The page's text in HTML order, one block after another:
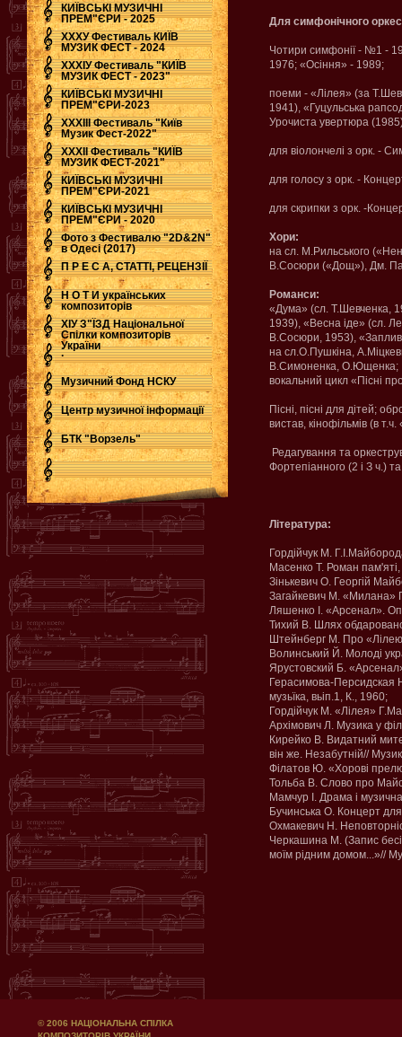
КИЇВСЬКІ МУЗИЧНІ
ПРЕМ"ЄРИ - 2025
ХХХУ Фестиваль КИЇВ
МУЗИК ФЕСТ - 2024
ХХХІУ Фестиваль "КИЇВ
МУЗИК ФЕСТ - 2023"
КИЇВСЬКІ МУЗИЧНІ
ПРЕМ"ЄРИ-2023
ХХХІІІ Фестиваль "Київ
Музик Фест-2022"
ХХХІІ Фестиваль "КИЇВ
МУЗИК ФЕСТ-2021"
КИЇВСЬКІ МУЗИЧНІ
ПРЕМ"ЄРИ-2021
КИЇВСЬКІ МУЗИЧНІ
ПРЕМ"ЄРИ - 2020
Фото з Фестивалю "2D&2N"
в Одесі (2017)
П Р Е С А, СТАТТІ, РЕЦЕНЗІЇ
Н О Т И українських
композиторів
ХІУ З"ЇЗД Національної
Спілки композиторів
України
.
Музичний Фонд НСКУ
Центр музичної інформації
БТК "Ворзель"
Для симфонічного
Чотири симфонії - №1 -
1976; «Осіння» - 1989;
поеми - «Лілея» (за
1941), «Гуцульська
Урочиста увертюра
для віолончелі з орк. -
для голосу з орк. -
для скрипки з орк. -
Хори:
на сл. М.Рильського
В.Сосюри («Дощ»), Дм.
Романси:
«Дума» (сл. Т.Шевченка,
1939), «Весна іде» (сл.
В.Сосюри, 1953),
на сл.О.Пушкіна,
В.Симоненка, О.Ющенка;
вокальний цикл «Пісні
Пісні, пісні для дітей;
вистав, кінофільмів (в
Редагування та
Фортепіанного (2 і З ч.)
Література:
Гордійчук М.
Масенко Т. Роман
Зінькевич О. Георгій
Загайкевич М. «Милана»
Ляшенко І. «Арсенал».
Тихий В. Шлях
Штейнберг М. Про
Волинський Й. Молоді
Ярустовский Б.
Герасимова-Персидская
музьїка, вьіп.1, К., 1960;
Гордійчук М. «Лілея»
Архімович Л. Музика у
Кирейко В. Видатний
він же. Незабутній//
Філатов Ю. «Хорові
Тольба В. Слово про
Мамчур І. Драма і
Бучинська О. Концерт
Охмакевич Н.
Черкашина М. (Запис
моїм рідним домом...»//
© 2006 НАЦІОНАЛЬНА СПІЛКА